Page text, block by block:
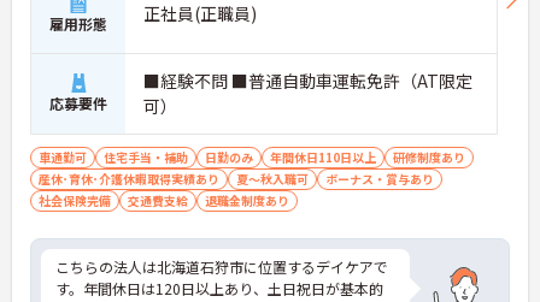
雇用形態 正社員(正職員)
応募要件
■経験不問 ■普通自動車運転免許（AT限定
可）
車通勤可 住宅手当・補助 日勤のみ 年間休日110日以上
研修制度あり
産休･育休･介護休暇取得実績あり
夏～秋入職可
ボーナス・賞与あり
社会保険完備
交通費支給 退職金制度あり
こちらの法人は北海道石狩市に位置するデイケアで
す。年間休日は120日以上あり、土日祝日が基本的